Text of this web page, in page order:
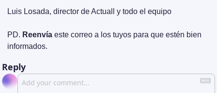
Luis Losada, director de Actuall y todo el equipo
PD. Reenvía este correo a los tuyos para que estén bien
informados.
Reply